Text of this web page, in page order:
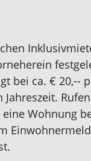
Stornierungen und
Veranstaltungen
Ausflugsziele
bei ca. € 20,--
Wohnung